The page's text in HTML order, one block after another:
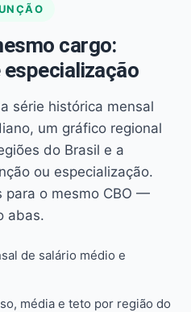
cargo:
série histórica mensal
um gráfico regional
do Brasil e a
ou especialização.
para o mesmo CBO —
abas.
de salário médio e
média e teto por região do